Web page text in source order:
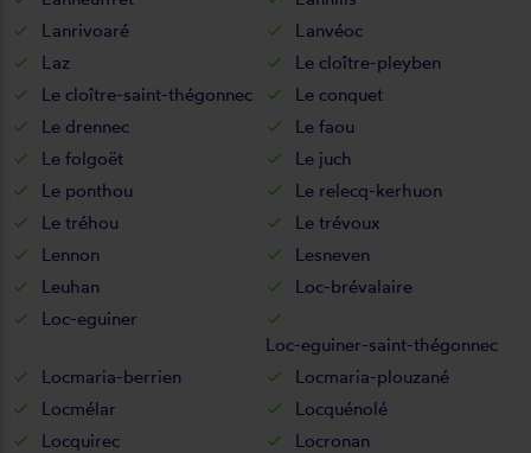
Lanrivoaré
Lanvéoc
Laz
Le cloître-pleyben
Le cloître-saint-thégonnec
Le conquet
Le drennec
Le faou
Le folgoët
Le juch
Le ponthou
Le relecq-kerhuon
Le tréhou
Le trévoux
Lennon
Lesneven
Leuhan
Loc-brévalaire
Loc-eguiner
Loc-eguiner-saint-thégonnec
Locmaria-berrien
Locmaria-plouzané
Locmélar
Locquénolé
Locquirec
Locronan